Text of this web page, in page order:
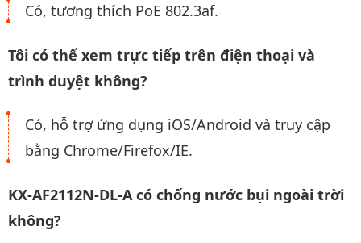
Có, tương thích PoE 802.3af.
Tôi có thể xem trực tiếp trên điện thoại và
trình duyệt không?
Có, hỗ trợ ứng dụng iOS/Android và truy cập
bằng Chrome/Firefox/IE.
KX-AF2112N-DL-A có chống nước bụi ngoài trời
không?